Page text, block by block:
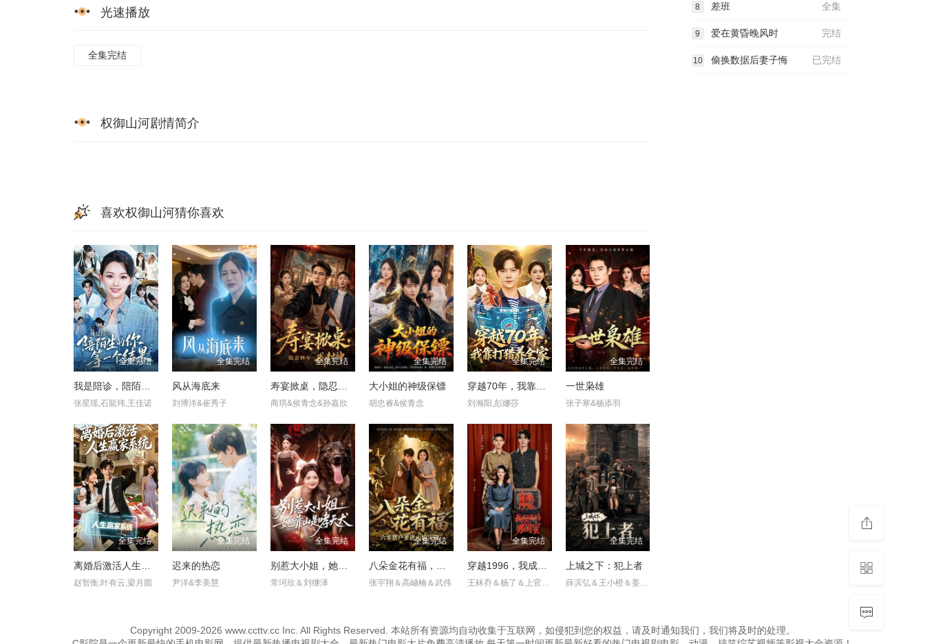
光速播放
全集完结
权御山河剧情简介
喜欢权御山河猜你喜欢
全集完结
我是陪诊，陪陌生的你等一个结果
张星瑶,石龍玮,王佳诺
全集完结
风从海底来
刘博洋&崔秀子
全集完结
寿宴掀桌，隐忍四年我封神
商琪&侯青念&孙嘉欣
全集完结
大小姐的神级保镖
胡忠睿&侯青念
全集完结
穿越70年，我靠打猎养全家
刘瀚阳,彭娜莎
全集完结
一世枭雄
张子寒&杨添羽
全集完结
赵智衡,叶有云,梁月圆
全集完结
迟来的热恋
尹洋&李美慧
全集完结
别惹大小姐，她靠山是哮天犬
常珂欣＆刘继泽
全集完结
张宇翔＆高岫楠＆武伟
全集完结
穿越1996，我成了我妈男闺蜜
全集完结
上城之下：犯上者
薛滨弘＆王小橙＆姜腾＆赵慧楠
全集
8 差班
完结
9 爱在黄昏晚风时
已完结
10 偷换数据后妻子悔
Copyright 2009-2026 www.ccttv.cc Inc. All Rights Reserved. 本站所有资源均自动收集于互联网，如侵犯到您的权益，请及时通知我们，我们将及时的处理。